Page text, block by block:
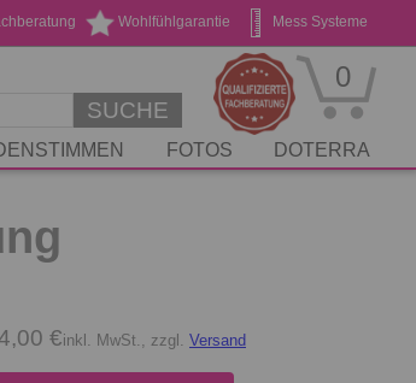
Mess Systeme
Wohlfühlgarantie
Stickservice
Geschenk Gutscheine
SUCHE
0
FOTOS DOTERRA
€inkl. MwSt., zzgl. Versand